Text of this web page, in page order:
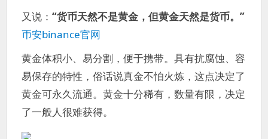
又说： “货币天然不是黄金，但黄金天然是货币。”
币安binance官网
黄金体积小、易分割，便于携带。具有抗腐蚀、容
易保存的特性，俗话说真金不怕火炼，这点决定了
黄金可永久流通。黄金十分稀有，数量有限，决定
了一般人很难获得。